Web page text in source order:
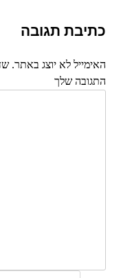
כתיבת תגובה
האימייל לא יוצג באתר.
התגובה שלך